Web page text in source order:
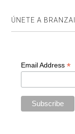
ÚNETE A BRANZAI
Email Address *